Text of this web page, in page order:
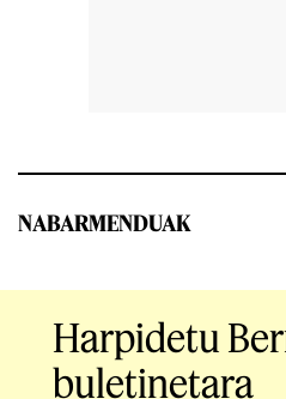
NABARMENDUAK
Harpidetu
buletinetara